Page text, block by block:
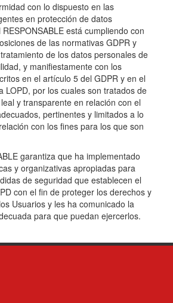
con lo dispuesto en las
en protección de datos
está cumpliendo con
de las normativas GDPR y
de los datos personales de
y manifiestamente con los
en el artículo 5 del GDPR y en el
LOPD, por los cuales son tratados de
y transparente en relación con el
pertinentes y limitados a lo
con los fines para los que son
garantiza que ha implementado
y organizativas apropiadas para
de seguridad que establecen el
con el fin de proteger los derechos y
Usuarios y les ha comunicado la
para que puedan ejercerlos.